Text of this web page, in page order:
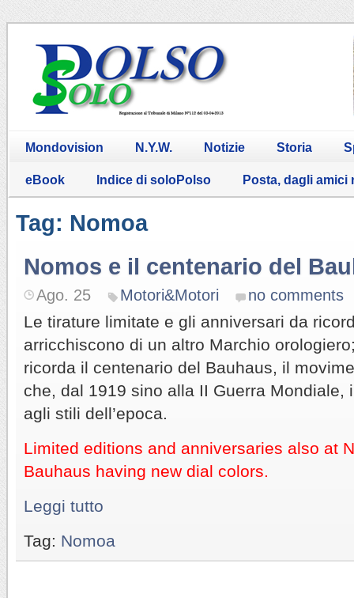
Mondovision N.Y.W. Notizie Storia
eBook Indice di soloPolso Posta, dagli amici
Tag: Nomoa
Nomos e il centenario del
Ago. 25 Motori&Motori no comments
Le tirature limitate e gli anniversari da
arricchiscono di un altro Marchio
ricorda il centenario del Bauhaus, il
che, dal 1919 sino alla II Guerra Mondiale,
agli stili dell’epoca.
Limited editions and anniversaries also at
Bauhaus having new dial colors.
Leggi tutto
Tag: Nomoa